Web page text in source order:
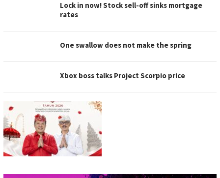
Lock in now! Stock sell-off sinks mortgage
rates
One swallow does not make the spring
Xbox boss talks Project Scorpio price